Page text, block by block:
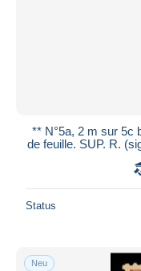
** N°5a, 2 m sur 5c
de feuille. SUP. R.
Status
Neu